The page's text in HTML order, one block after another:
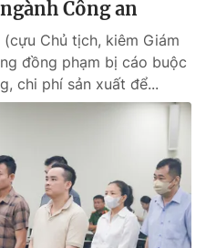
Infographic
video
động sản
lòng Việt
Công an
Chủ tịch, kiêm Giám
đồng phạm bị cáo buộc
chi phí sản xuất để...